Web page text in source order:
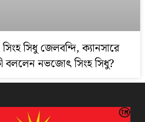
সিধু জেলবন্দি, ক্যানসারে
বললেন নভজোৎ সিংহ সিধু?